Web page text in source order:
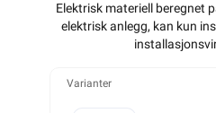
Elektrisk materiell beregnet
elektrisk anlegg, kan kun
Varianter